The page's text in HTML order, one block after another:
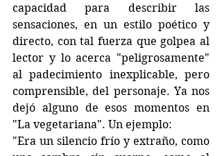
capacidad para describir las
sensaciones, en un estilo poético y
directo, con tal fuerza que golpea al
lector y lo acerca "peligrosamente"
al padecimiento inexplicable, pero
comprensible, del personaje. Ya nos
dejó alguno de esos momentos en
"La vegetariana". Un ejemplo:
"Era un silencio frío y extraño, como